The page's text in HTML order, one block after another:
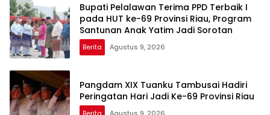
Bupati Pelalawan Terima PPD Terbaik I
pada HUT ke-69 Provinsi Riau, Program
Santunan Anak Yatim Jadi Sorotan
Berita Agustus 9, 2026
Pangdam XIX Tuanku Tambusai Hadiri
Peringatan Hari Jadi Ke-69 Provinsi Riau